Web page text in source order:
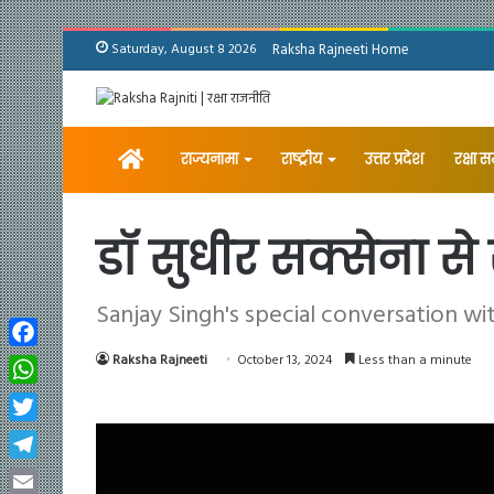
Saturday, August 8 2026 Raksha Rajneeti Home
Homeराज्यनामा राष्ट्रीय उत्तर प्रदेश रक्षा
डॉ सुधीर सक्सेना
Sanjay Singh's special conversation
Raksha Rajneeti October 13, 2024 Less than a minute
Facebook
WhatsApp
Twitter
Telegram